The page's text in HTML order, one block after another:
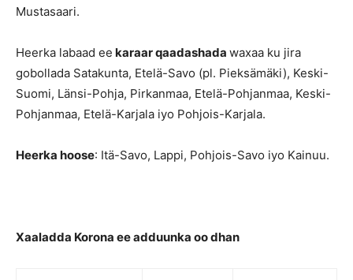
Mustasaari.
Heerka labaad ee karaar qaadashada waxaa ku jira
gobollada Satakunta, Etelä-Savo (pl. Pieksämäki), Keski-
Suomi, Länsi-Pohja, Pirkanmaa, Etelä-Pohjanmaa, Keski-
Pohjanmaa, Etelä-Karjala iyo Pohjois-Karjala.
Heerka hoose: Itä-Savo, Lappi, Pohjois-Savo iyo Kainuu.
Xaaladda Korona ee adduunka oo dhan